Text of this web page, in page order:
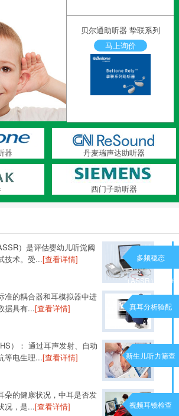
贝尔通助听器 挚联系列
马上询价
器 丹麦瑞声达助听器
西门子助听器
）是评估婴幼儿听觉阈
技术。受...[查看详情] 多频稳态
（ASSR）诱发电
位
准的耦合器和耳模拟器中进
据具有...[查看详情] 真耳分析验配
）： 通过耳声发射、自动
等电生理...[查看详情] 新生儿听力筛查
朵的健康状况，中耳是否发
况，是...[查看详情] 视频耳镜检查